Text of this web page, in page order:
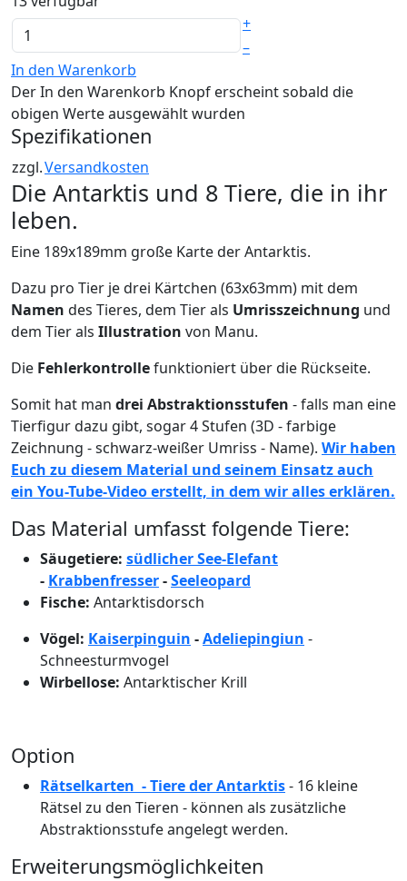
+
–
In den Warenkorb
Der In den Warenkorb Knopf erscheint sobald die
obigen Werte ausgewählt wurden
Spezifikationen
zzgl.Versandkosten
Die Antarktis und 8 Tiere, die in ihr
leben.
Eine 189x189mm große Karte der Antarktis.
Dazu pro Tier je drei Kärtchen (63x63mm) mit dem
Namen des Tieres, dem Tier als Umrisszeichnung und
dem Tier als Illustration von Manu.
Die Fehlerkontrollefunktioniert über die Rückseite.
Somit hat man drei Abstraktionsstufen - falls man eine
Tierfigur dazu gibt, sogar 4 Stufen (3D - farbige
Zeichnung - schwarz-weißer Umriss - Name). Wir haben
Euch zu diesem Material und seinem Einsatz auch
ein You-Tube-Video erstellt, in dem wir alles erklären.
Das Material umfasst folgende Tiere:
Säugetiere: südlicher See-Elefant
- Krabbenfresser-Seeleopard
Fische: Antarktisdorsch
Vögel: Kaiserpinguin -Adeliepingiun -
Schneesturmvogel
Wirbellose: Antarktischer Krill
Option
Rätselkarten - Tiere der Antarktis- 16 kleine
Rätsel zu den Tieren - können als zusätzliche
Abstraktionsstufe angelegt werden.
Erweiterungsmöglichkeiten